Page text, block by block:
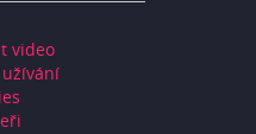
video